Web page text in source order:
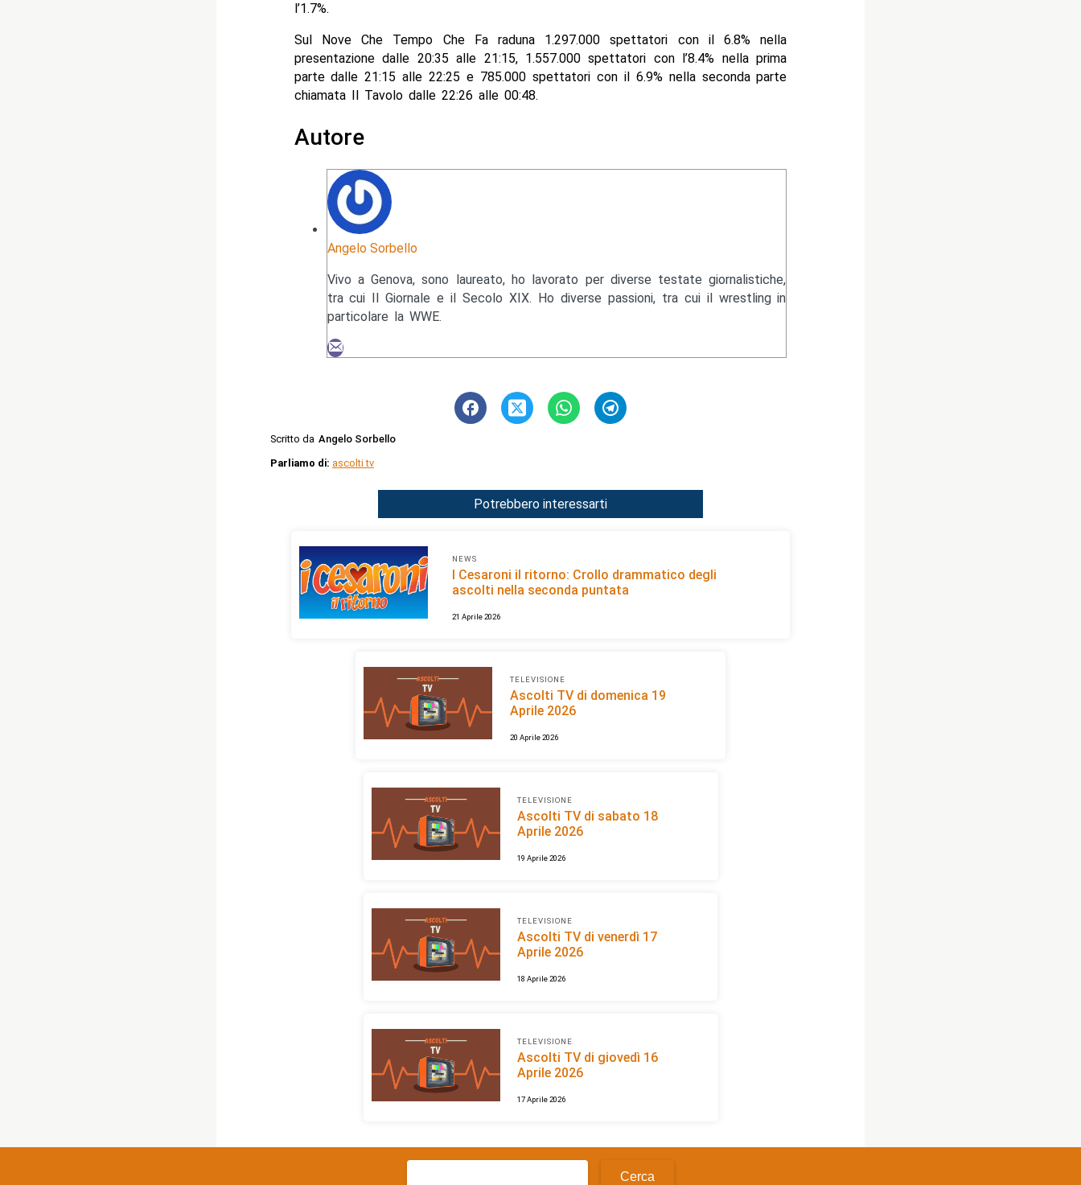
l’1.7%.
Sul Nove Che Tempo Che Fa raduna 1.297.000 spettatori con il 6.8% nella
presentazione dalle 20:35 alle 21:15, 1.557.000 spettatori con l’8.4% nella prima
parte dalle 21:15 alle 22:25 e 785.000 spettatori con il 6.9% nella seconda parte
chiamata Il Tavolo dalle 22:26 alle 00:48.
Autore
Angelo Sorbello
Vivo a Genova, sono laureato, ho lavorato per diverse testate giornalistiche,
tra cui Il Giornale e il Secolo XIX. Ho diverse passioni, tra cui il wrestling in
particolare la WWE.
Scritto da Angelo Sorbello
Parliamo di: ascolti tv
Potrebbero interessarti
NEWS
I Cesaroni il ritorno: Crollo drammatico degli
ascolti nella seconda puntata
21 Aprile 2026
TELEVISIONE
Ascolti TV di domenica 19
Aprile 2026
20 Aprile 2026
TELEVISIONE
Ascolti TV di sabato 18
Aprile 2026
19 Aprile 2026
TELEVISIONE
Ascolti TV di venerdì 17
Aprile 2026
18 Aprile 2026
TELEVISIONE
Ascolti TV di giovedì 16
Aprile 2026
17 Aprile 2026
Ricerca